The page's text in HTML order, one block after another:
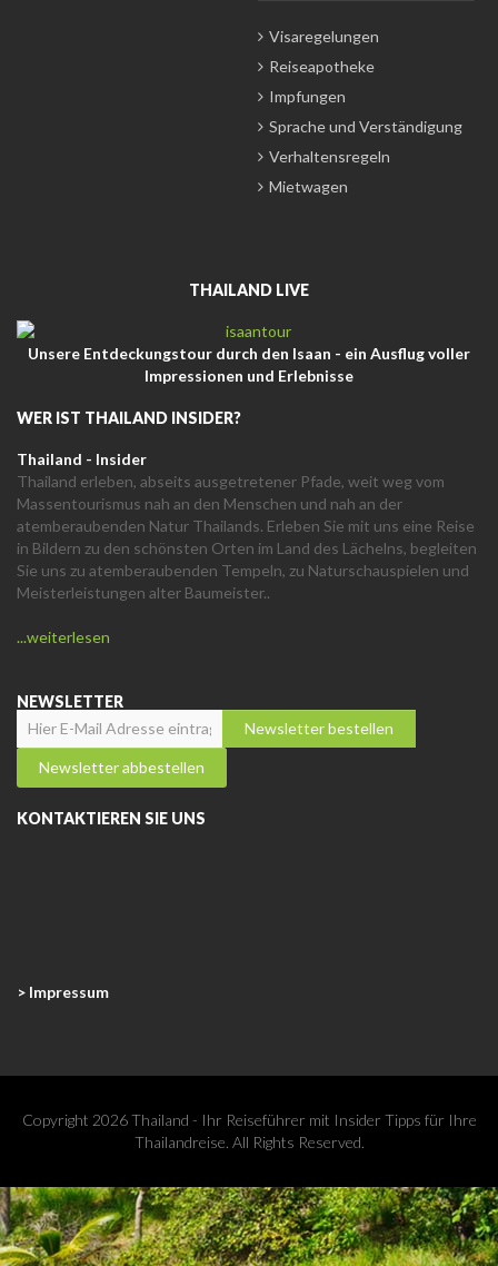
Visaregelungen
Reiseapotheke
Impfungen
Sprache und Verständigung
Verhaltensregeln
Mietwagen
THAILAND LIVE
Unsere Entdeckungstour durch den Isaan - ein Ausflug voller
Impressionen und Erlebnisse
WER IST THAILAND INSIDER?
Thailand - Insider
Thailand erleben, abseits ausgetretener Pfade, weit weg vom
Massentourismus nah an den Menschen und nah an der
atemberaubenden Natur Thailands. Erleben Sie mit uns eine Reise
in Bildern zu den schönsten Orten im Land des Lächelns, begleiten
Sie uns zu atemberaubenden Tempeln, zu Naturschauspielen und
Meisterleistungen alter Baumeister..
...weiterlesen
NEWSLETTER
KONTAKTIEREN SIE UNS
> Impressum
Copyright 2026 Thailand - Ihr Reiseführer mit Insider Tipps für Ihre
Thailandreise. All Rights Reserved.